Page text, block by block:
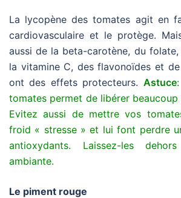
La lycopène des tomates agit en
cardiovasculaire et le protège.
aussi de la beta-carotène, du
la vitamine C, des flavonoïdes et
ont des effets protecteurs. Astuce
tomates permet de libérer
Evitez aussi de mettre vos
froid « stresse » et lui font perdre
antioxydants. Laissez-les
ambiante.
Le piment rouge